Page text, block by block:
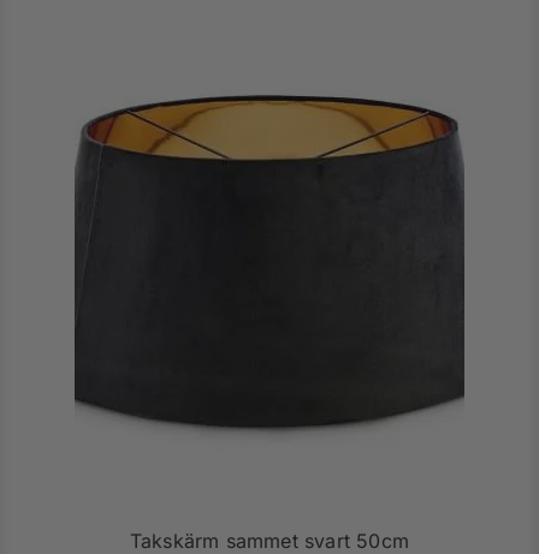
Takskärm sammet svart 50cm